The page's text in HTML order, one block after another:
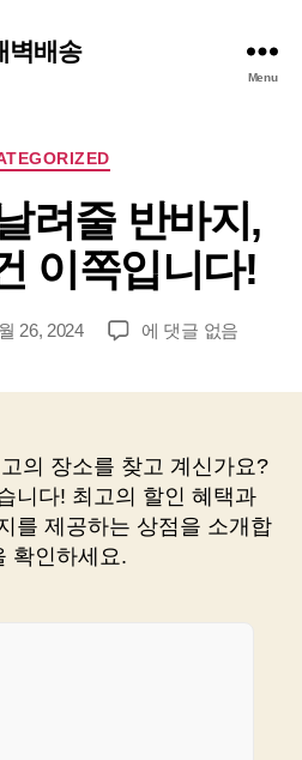
벽배송
Menu
Categories
려줄 반바지,
이쪽입니다!
26, 2024
더
려
줄
반
바
하
에 댓글 없음
의 장소를 찾고 계신가요?
니다! 최고의 할인 혜택과
를 제공하는 상점을 소개합
확인하세요.